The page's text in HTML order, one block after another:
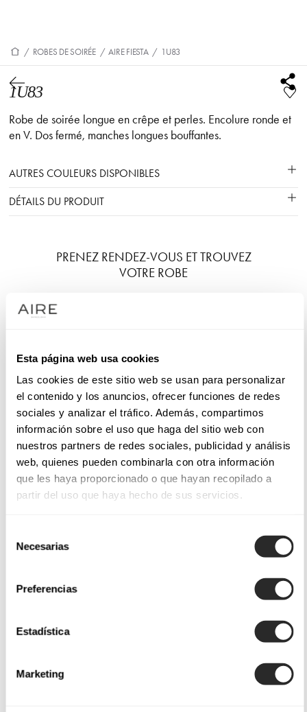
Esta página web usa cookies
Las cookies de este sitio web se usan para personalizar
el contenido y los anuncios, ofrecer funciones de redes
sociales y analizar el tráfico. Además, compartimos
información sobre el uso que haga del sitio web con
nuestros partners de redes sociales, publicidad y análisis
web, quienes pueden combinarla con otra información
que les haya proporcionado o que hayan recopilado a
partir del uso que haya hecho de sus servicios.
Necesarias
Preferencias
Estadística
Marketing
/ ROBES DE SOIRÉE / AIRE FIESTA / 1U83
1U83
Robe de soirée longue en crêpe et perles. Encolure ronde et
en V. Dos fermé, manches longues bouffantes.
AUTRES COULEURS DISPONIBLES
DÉTAILS DU PRODUIT
PRENEZ RENDEZ-VOUS ET TROUVEZ
VOTRE ROBE